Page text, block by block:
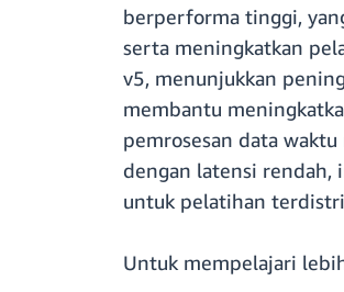
berperforma tinggi,
serta meningkatkan
v5, menunjukkan
membantu
pemrosesan data
dengan latensi rendah,
untuk pelatihan
Untuk mempelajari